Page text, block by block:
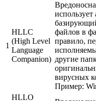
1
HLLC
(High Level
Language
Companion)
файлов в
правило,
другие
вирусных
Пример:
HLLO